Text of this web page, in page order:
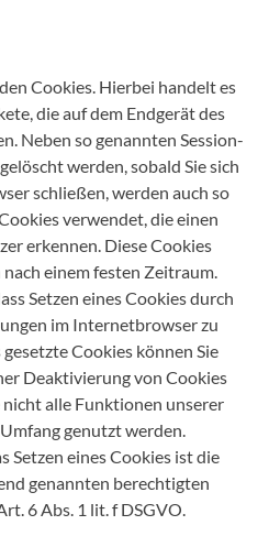
Cookies. Hierbei handelt es
die auf dem Endgerät des
Neben so genannten Session-
werden, sobald Sie sich
schließen, werden auch so
verwendet, die einen
erkennen. Diese Cookies
einem festen Zeitraum.
Setzen eines Cookies durch
im Internetbrowser zu
Cookies können Sie
Deaktivierung von Cookies
alle Funktionen unserer
genutzt werden.
Setzen eines Cookies ist die
genannten berechtigten
6 Abs. 1 lit. f DSGVO.